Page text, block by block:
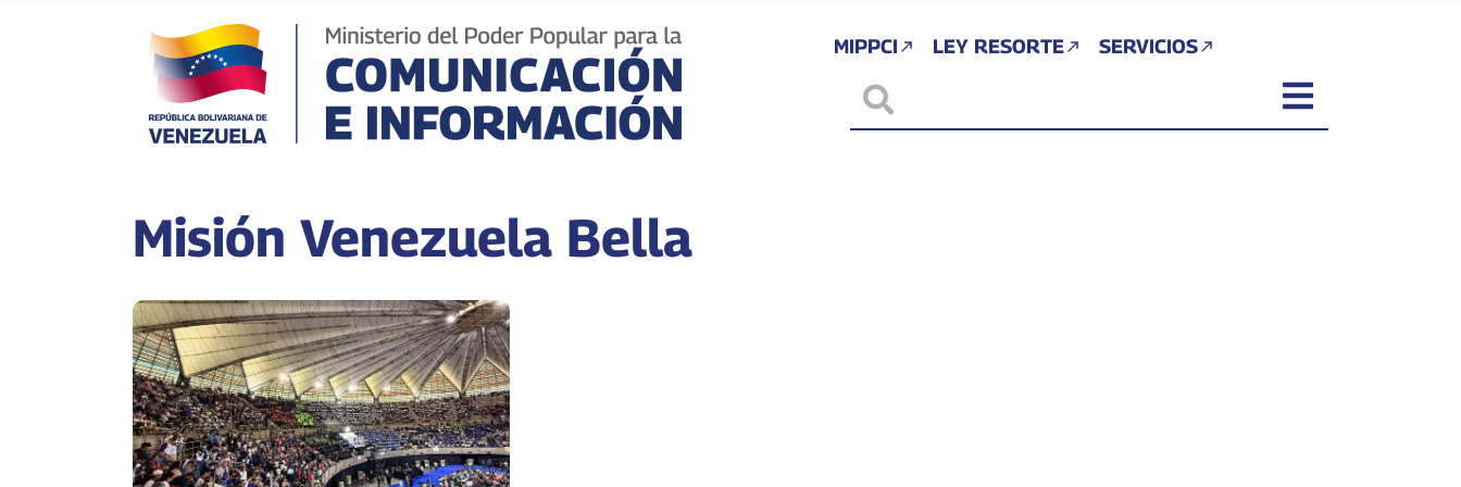
MIPPCI LEY RESORTE SERVICIOS
Misión Venezuela Bella